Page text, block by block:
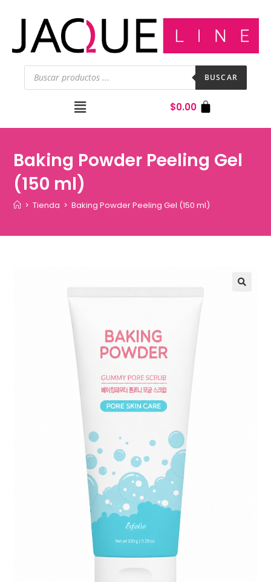
BUSCAR
$0.00
Baking Powder Peeling Gel
(150 ml)
> Tienda > Baking Powder Peeling Gel (150 ml)